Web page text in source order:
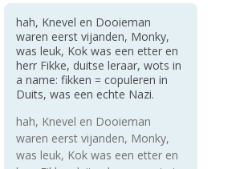
hah, Knevel en Dooieman
waren eerst vijanden, Monky,
was leuk, Kok was een etter en
herr Fikke, duitse leraar, wots in
a name: fikken = copuleren in
Duits, was een echte Nazi.
hah, Knevel en Dooieman
waren eerst vijanden, Monky,
was leuk, Kok was een etter en